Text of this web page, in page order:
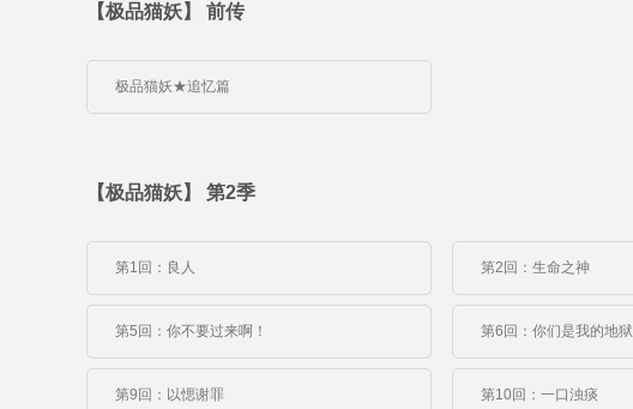
【极品猫妖】 前传
极品猫妖★追忆篇
【极品猫妖】 第2季
第1回：良人 第2回：生命之神
第5回：你不要过来啊！ 第6回：你们是我的地狱
第9回：以愢谢罪 第10回：一口浊痰